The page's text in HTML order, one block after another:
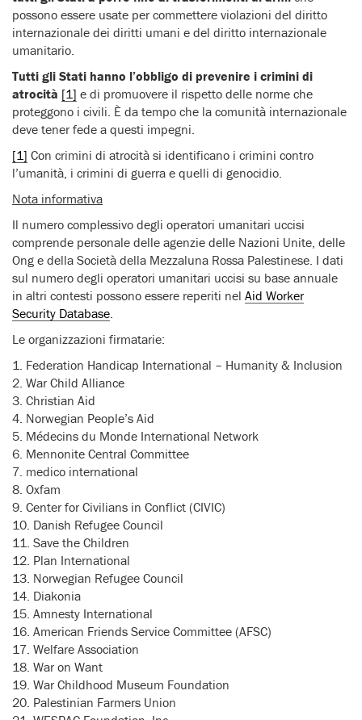
possono essere usate per commettere violazioni del diritto
internazionale dei diritti umani e del diritto internazionale
umanitario.
Tutti gli Stati hanno l’obbligo di prevenire i crimini di
atrocità [1] e di promuovere il rispetto delle norme che
proteggono i civili. È da tempo che la comunità internazionale
deve tener fede a questi impegni.
[1] Con crimini di atrocità si identificano i crimini contro
l’umanità, i crimini di guerra e quelli di genocidio.
Nota informativa
Il numero complessivo degli operatori umanitari uccisi
comprende personale delle agenzie delle Nazioni Unite, delle
Ong e della Società della Mezzaluna Rossa Palestinese. I dati
sul numero degli operatori umanitari uccisi su base annuale
in altri contesti possono essere reperiti nel Aid Worker
Security Database
Le organizzazioni firmatarie:
1. Federation Handicap International – Humanity & Inclusion
2. War Child Alliance
3. Christian Aid
4. Norwegian People’s Aid
5. Médecins du Monde International Network
6. Mennonite Central Committee
7. medico international
8. Oxfam
9. Center for Civilians in Conflict (CIVIC)
10. Danish Refugee Council
11. Save the Children
12. Plan International
13. Norwegian Refugee Council
14. Diakonia
15. Amnesty International
16. American Friends Service Committee (AFSC)
17. Welfare Association
18. War on Want
19. War Childhood Museum Foundation
20. Palestinian Farmers Union